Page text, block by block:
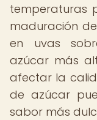
temperaturas
maduración
en uvas
azúcar más
afectar la
de azúcar
sabor más